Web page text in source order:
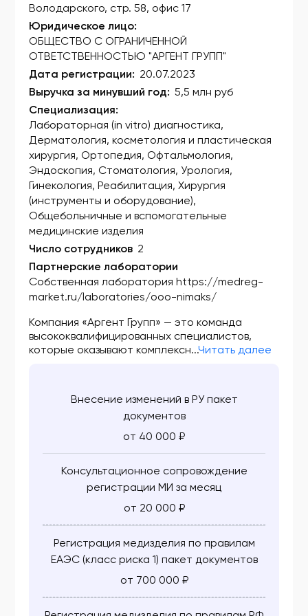
ФСЗ 2010/06256
ФСЗ 2010/06268
ФСЗ 2010/06300
ФСЗ 2010/06469
ФСЗ 2010/06470
ФСЗ 2010/06477
ФСЗ 2010/06528
ФСЗ 2010/06539
ФСЗ 2010/06542
ФСЗ 2010/06547
ФСЗ 2010/06548
ФСЗ 2010/06550
ФСЗ 2010/06584
ФСЗ 2010/06592
ФСЗ 2010/06599
ФСЗ 2010/06651
Володарского, стр. 58, офис 17
Юридическое лицо:
ОБЩЕСТВО С ОГРАНИЧЕННОЙ
ОТВЕТСТВЕННОСТЬЮ "АРГЕНТ ГРУПП"
Дата регистрации: 20.07.2023
Выручка за минувший год: 5,5 млн руб
Специализация:
Лабораторная (in vitro) диагностика,
Дерматология, косметология и пластическая
хирургия, Ортопедия, Офтальмология,
Эндоскопия, Стоматология, Урология,
Гинекология, Реабилитация, Хирургия
(инструменты и оборудование),
Общебольничные и вспомогательные
медицинские изделия
Число сотрудников 2
Партнерские лаборатории
Собственная лаборатория https://medreg-
market.ru/laboratories/ooo-nimaks/
Компания «Аргент Групп» — это команда
высококвалифицированных специалистов,
которые оказывают комплексн...Читать далее
Внесение изменений в РУ пакет
документов
от 40 000 ₽
Консультационное сопровождение
регистрации МИ за месяц
от 20 000 ₽
Регистрация медизделия по правилам
ЕАЭС (класс риска 1) пакет документов
от 700 000 ₽